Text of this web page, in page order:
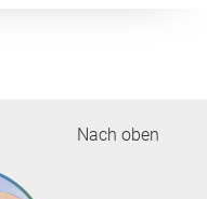
Nach oben